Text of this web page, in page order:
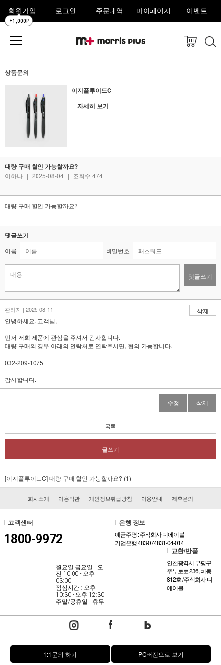
회원가입
+1,000P
로그인 주문내역 마이페이지 이벤트
상품문의
이지플루이드C
자세히 보기
대량 구매 할인 가능할까요?
이하나 | 2025-08-04 | 조회수 474
대량 구매 할인 가능할까요?
댓글쓰기
이름 비밀번호
댓글쓰기
관리자 | 2025-08-11
삭제
안녕하세요. 고객님,
먼저 저희 제품에 관심을 주셔서 감사합니다.
대량 구매의 경우 아래의 연락처로 연락주시면, 협의 가능합니다.
032-209-1075
감사합니다.
수정 삭제
목록
글쓰기
[이지플루이드C]대량 구매 할인 가능할까요? (1)
회사소개 이용약관 개인정보취급방침 이용안내 제휴문의
고객센터
1800-9972
월요일-금요일 : 오
전 10:00 - 오후
03:00
점심시간 : 오후
10:30 - 오후 12:30
주말/공휴일 : 휴무
은행 정보
예금주명 : 주식회사 디에이블
기업은행 483-074831-04-014
교환/반품
인천광역시 부평구
주부토로 236, 비동
812호 / 주식회사 디
에이블
1:1문의 하기 PC버전으로 보기